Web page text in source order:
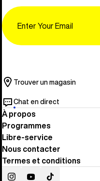
Trouver un magasin
Chat en direct
À propos
Programmes
Libre-service
Nous contacter
Termes et conditions